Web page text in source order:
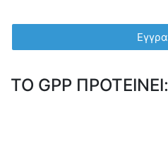
TO GPP ΠΡΟΤΕΙΝΕΙ: